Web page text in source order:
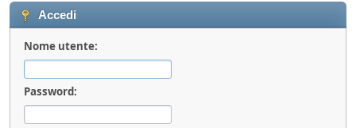
Accedi
Nome utente:
Password: